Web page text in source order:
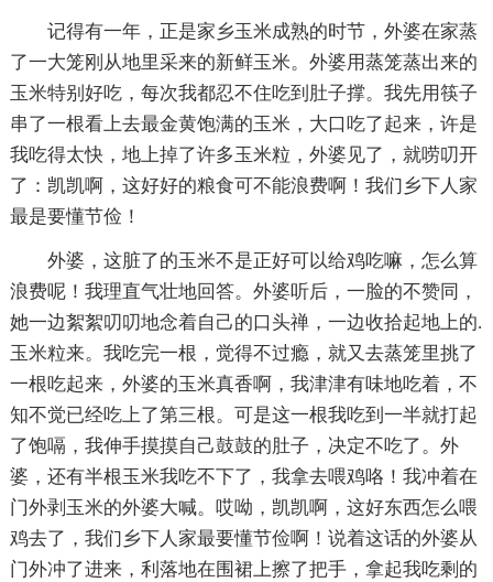
记得有一年，正是家乡玉米成熟的时节，外婆在家蒸
了一大笼刚从地里采来的新鲜玉米。外婆用蒸笼蒸出来的
玉米特别好吃，每次我都忍不住吃到肚子撑。我先用筷子
串了一根看上去最金黄饱满的玉米，大口吃了起来，许是
我吃得太快，地上掉了许多玉米粒，外婆见了，就唠叨开
了：凯凯啊，这好好的粮食可不能浪费啊！我们乡下人家
最是要懂节俭！
外婆，这脏了的玉米不是正好可以给鸡吃嘛，怎么算
浪费呢！我理直气壮地回答。外婆听后，一脸的不赞同，
她一边絮絮叨叨地念着自己的口头禅，一边收拾起地上的.
玉米粒来。我吃完一根，觉得不过瘾，就又去蒸笼里挑了
一根吃起来，外婆的玉米真香啊，我津津有味地吃着，不
知不觉已经吃上了第三根。可是这一根我吃到一半就打起
了饱嗝，我伸手摸摸自己鼓鼓的肚子，决定不吃了。外
婆，还有半根玉米我吃不下了，我拿去喂鸡咯！我冲着在
门外剥玉米的外婆大喊。哎呦，凯凯啊，这好东西怎么喂
鸡去了，我们乡下人家最要懂节俭啊！说着这话的外婆从
门外冲了进来，利落地在围裙上擦了把手，拿起我吃剩的